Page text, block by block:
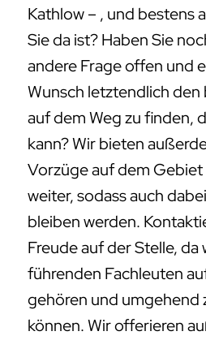
Kathlow – , und bestens
Sie da ist? Haben Sie
andere Frage offen und
Wunsch letztendlich den
auf dem Weg zu finden,
kann? Wir bieten
Vorzüge auf dem Gebiet
weiter, sodass auch
bleiben werden.
Freude auf der Stelle, da
führenden Fachleuten
gehören und umgehend
können. Wir offerieren